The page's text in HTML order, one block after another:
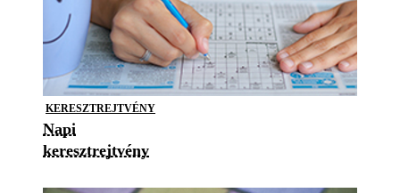
KERESZTREJTVÉNY
Napi
keresztrejtvény